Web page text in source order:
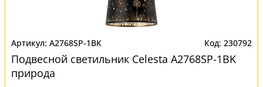
A2768SP-1BK 230792
Подвесной светильник Celesta A2768SP-1BK
природа